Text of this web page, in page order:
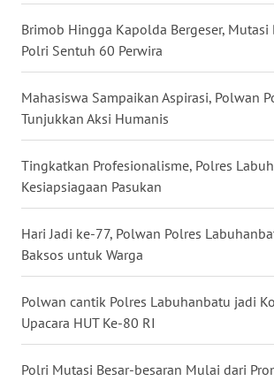
Brimob Hingga Kapolda Bergeser, Mutasi
Polri Sentuh 60 Perwira
Mahasiswa Sampaikan Aspirasi, Polwan
Tunjukkan Aksi Humanis
Tingkatkan Profesionalisme, Polres
Kesiapsiagaan Pasukan
Hari Jadi ke-77, Polwan Polres
Baksos untuk Warga
Polwan cantik Polres Labuhanbatu jadi
Upacara HUT Ke-80 RI
Polri Mutasi Besar-besaran Mulai dari
WN
NUSANTARA
JOGJA
JATIM
BALI
KALBAR
WN
KALTENG